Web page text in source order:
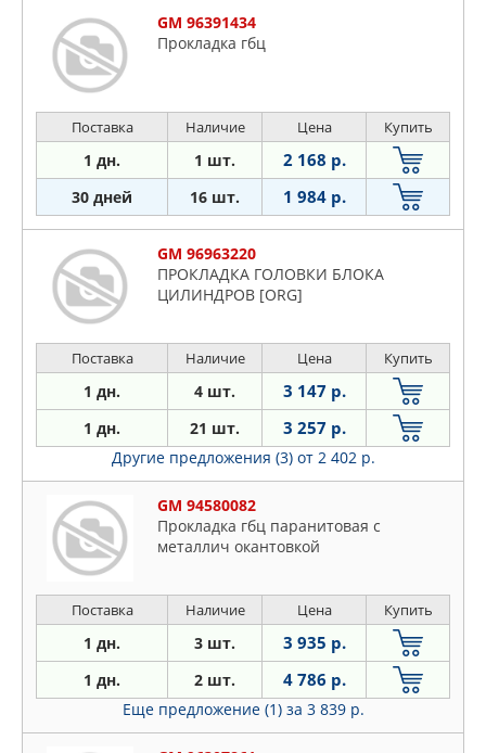
GM 96391434
Пpoклaдкa гбц
Поставка Наличие Цена Купить
1 дн. 1 шт. 2 168 р.
30 дней 16 шт. 1 984 р.
GM 96963220
ПРОКЛАДКА ГОЛОВКИ БЛОКА
ЦИЛИНДРОВ [ORG]
Поставка Наличие Цена Купить
1 дн. 4 шт. 3 147 р.
1 дн. 21 шт. 3 257 р.
Другие предложения (3) от 2 402 р.
GM 94580082
Пpoклaдкa гбц пapaнитoвaя c
мeтaллич oкaнтoвкoй
Поставка Наличие Цена Купить
1 дн. 3 шт. 3 935 р.
1 дн. 2 шт. 4 786 р.
Еще предложение (1) за 3 839 р.